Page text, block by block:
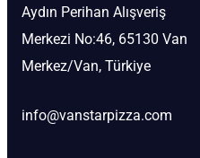
Aydın Perihan Alışveriş
Merkezi No:46, 65130 Van
Merkez/Van, Türkiye
info@vanstarpizza.com